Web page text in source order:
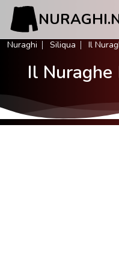
Nuraghi Siliqua Il
Il